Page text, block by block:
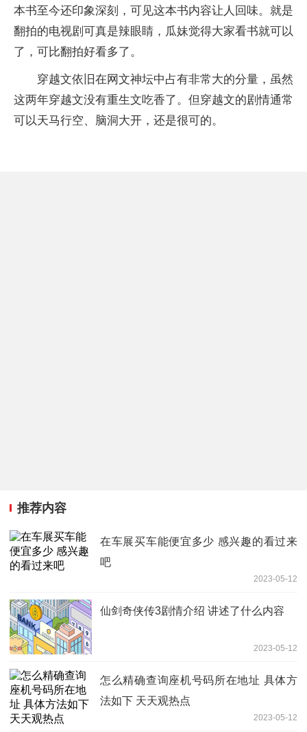
本书至今还印象深刻，可见这本书内容让人回味。就是
翻拍的电视剧可真是辣眼睛，瓜妹觉得大家看书就可以
了，可比翻拍好看多了。
穿越文依旧在网文神坛中占有非常大的分量，虽然
这两年穿越文没有重生文吃香了。但穿越文的剧情通常
可以天马行空、脑洞大开，还是很可的。
推荐内容
在车展买车能便宜多少 感兴趣的看过来
吧
2023-05-12
仙剑奇侠传3剧情介绍 讲述了什么内容
2023-05-12
怎么精确查询座机号码所在地址 具体方
法如下 天天观热点
2023-05-12